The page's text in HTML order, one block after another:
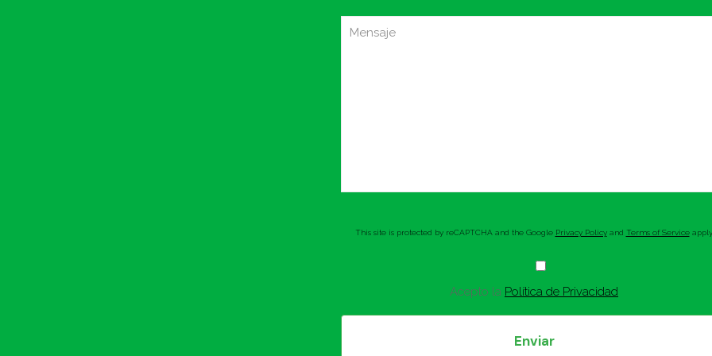
This site is protected by reCAPTCHA and the Google Privacy Policyand Terms of Service
Acepto la Política de Privacidad